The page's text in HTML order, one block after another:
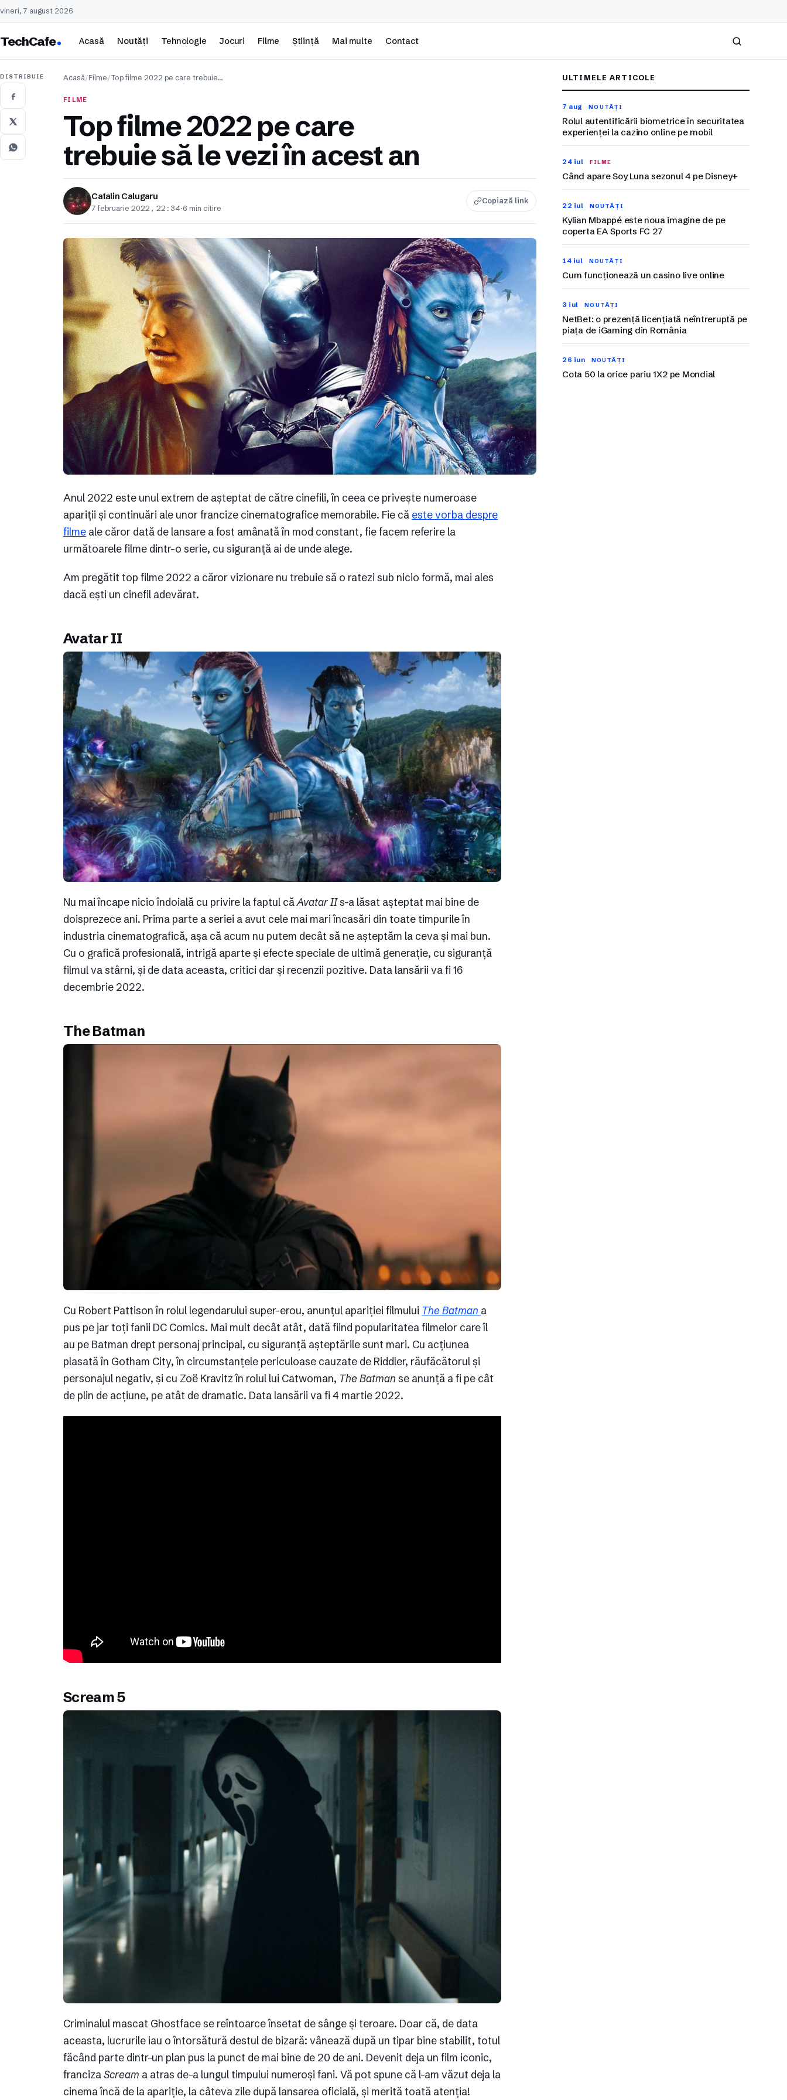
vineri, 7 august 2026
TechCafe Acasă Noutăți Tehnologie Jocuri Filme Știință Mai multe Contact
Caută
DISTRIBUIE Acasă/Filme/Top filme 2022 pe care trebuie…
FILME
Top filme 2022 pe care
trebuie să le vezi în acest an
Catalin Calugaru
7 februarie 2022, 22:34·6 min citire
Copiază link
Anul 2022 este unul extrem de așteptat de către cinefili, în ceea ce privește numeroase
apariții și continuări ale unor francize cinematografice memorabile. Fie că este vorba despre
filme ale căror dată de lansare a fost amânată în mod constant, fie facem referire la
următoarele filme dintr-o serie, cu siguranță ai de unde alege.
Am pregătit top filme 2022 a căror vizionare nu trebuie să o ratezi sub nicio formă, mai ales
dacă ești un cinefil adevărat.
Avatar II
Nu mai încape nicio îndoială cu privire la faptul căAvatar IIs-a lăsat așteptat mai bine de
doisprezece ani. Prima parte a seriei a avut cele mai mari încasări din toate timpurile în
industria cinematografică, așa că acum nu putem decât să ne așteptăm la ceva și mai bun.
Cu o grafică profesională, intrigă aparte și efecte speciale de ultimă generație, cu siguranță
filmul va stârni, și de data aceasta, critici dar și recenzii pozitive. Data lansării va fi 16
decembrie 2022.
The Batman
Cu Robert Pattison în rolul legendarului super-erou, anunțul apariției filmului The Batman a
pus pe jar toți fanii DC Comics. Mai mult decât atât, dată fiind popularitatea filmelor care îl
au pe Batman drept personaj principal, cu siguranță așteptările sunt mari. Cu acțiunea
plasată în Gotham City, în circumstanțele periculoase cauzate de Riddler, răufăcătorul și
personajul negativ, și cu Zoë Kravitz în rolul lui Catwoman, The Batman se anunță a fi pe cât
de plin de acțiune, pe atât de dramatic. Data lansării va fi 4 martie 2022.
Scream 5
Criminalul mascat Ghostface se reîntoarce însetat de sânge și teroare. Doar că, de data
aceasta, lucrurile iau o întorsătură destul de bizară: vânează după un tipar bine stabilit, totul
făcând parte dintr-un plan pus la punct de mai bine de 20 de ani. Devenit deja un film iconic,
francizaScream a atras de-a lungul timpului numeroși fani. Vă pot spune că l-am văzut deja la
cinema încă de la apariție, la câteva zile după lansarea oficială, și merită toată atenția!
ULTIMELE ARTICOLE
7 aug NOUTĂȚI
Rolul autentificării biometrice în securitatea
experienței la cazino online pe mobil
24 iul FILME
Când apare Soy Luna sezonul 4 pe Disney+
22 iul NOUTĂȚI
Kylian Mbappé este noua imagine de pe
coperta EA Sports FC 27
14 iul NOUTĂȚI
Cum funcționează un casino live online
3 iul NOUTĂȚI
NetBet: o prezență licențiată neîntreruptă pe
piața de iGaming din România
26 iun NOUTĂȚI
Cota 50 la orice pariu 1X2 pe Mondial